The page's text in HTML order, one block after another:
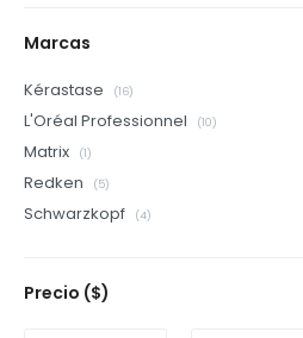
Marcas
Kérastase (16)
L'Oréal Professionnel (10)
Matrix (1)
Redken (5)
Schwarzkopf (4)
Precio ($)